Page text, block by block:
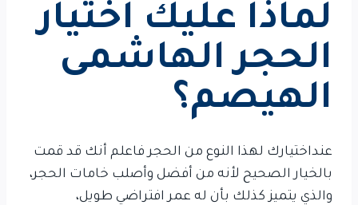
لماذا عليك اختيار
الحجر الهاشمى
الهيصم؟
عنداختيارك لهذا النوع من الحجر فاعلم أنك قد قمت
بالخيار الصحيح لأنه من أفضل وأصلب خامات الحجر،
والذي يتميز كذلك بأن له عمر افتراضي طويل،